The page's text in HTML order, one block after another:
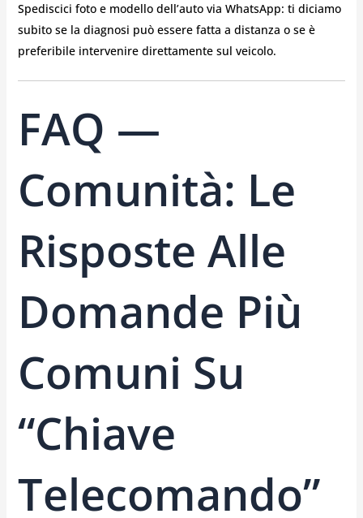
Spediscici foto e modello dell’auto via WhatsApp: ti diciamo
subito se la diagnosi può essere fatta a distanza o se è
preferibile intervenire direttamente sul veicolo.
FAQ —
Comunità: Le
Risposte Alle
Domande Più
Comuni Su
“chiave
Telecomando”